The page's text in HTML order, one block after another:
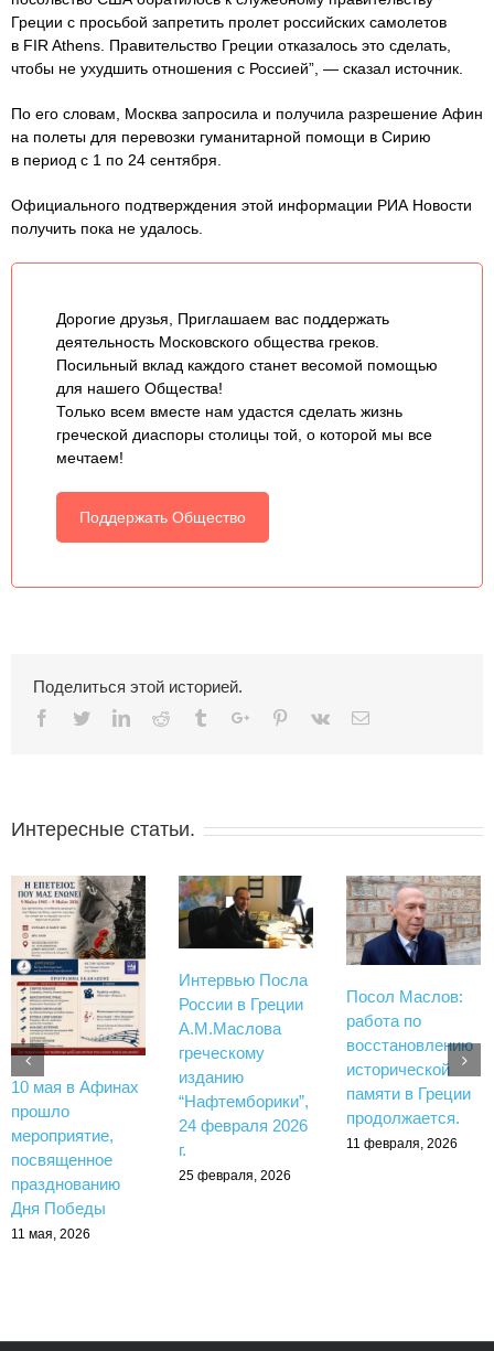
Греции с просьбой запретить пролет российских самолетов
в FIR Athens. Правительство Греции отказалось это сделать,
чтобы не ухудшить отношения с Россией”, — сказал источник.
По его словам, Москва запросила и получила разрешение Афин
на полеты для перевозки гуманитарной помощи в Сирию
в период с 1 по 24 сентября.
Официального подтверждения этой информации РИА Новости
получить пока не удалось.
Дорогие друзья, Приглашаем вас поддержать
деятельность Московского общества греков.
Посильный вклад каждого станет весомой помощью
для нашего Общества!
Только всем вместе нам удастся сделать жизнь
греческой диаспоры столицы той, о которой мы все
мечтаем!
Поддержать Общество
Поделиться этой историей.
Facebook
TwitterLinkedinReddit TumblrGoogle+Pinterest
Vk Email
Интересные статьи.
10 мая в Афинах
прошло
мероприятие,
посвященное
празднованию
Дня Победы
11 мая, 2026
Интервью Посла
России в Греции
А.М.Маслова
греческому
изданию
“Нафтемборики”,
24 февраля 2026
г.
25 февраля, 2026
Посол Маслов:
работа по
восстановлению
исторической
памяти в Греции
продолжается.
11 февраля, 2026